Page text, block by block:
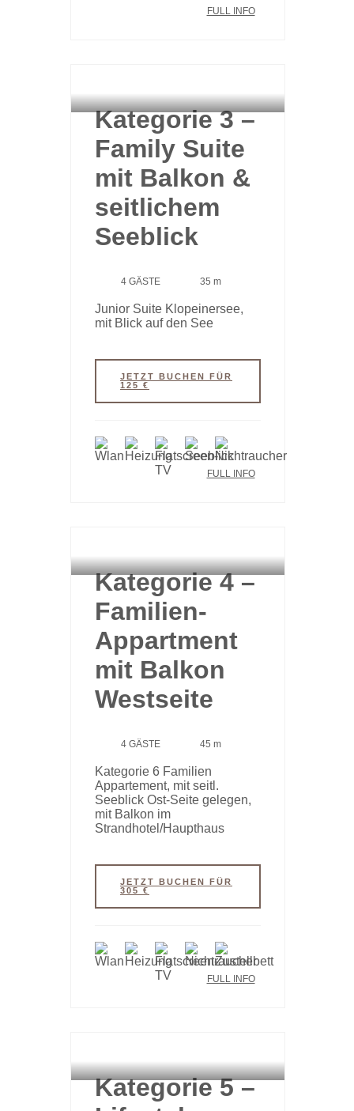
FULL INFO
Kategorie 3 –
Family Suite
mit Balkon &
seitlichem
Seeblick
4 GÄSTE 35 m
Junior Suite Klopeinersee,
mit Blick auf den See
JETZT BUCHEN FÜR
125 €
FULL INFO
Kategorie 4 –
Familien-
Appartment
mit Balkon
Westseite
4 GÄSTE 45 m
Kategorie 6 Familien
Appartement, mit seitl.
Seeblick Ost-Seite gelegen,
mit Balkon im
Strandhotel/Haupthaus
JETZT BUCHEN FÜR
305 €
FULL INFO
Kategorie 5 –